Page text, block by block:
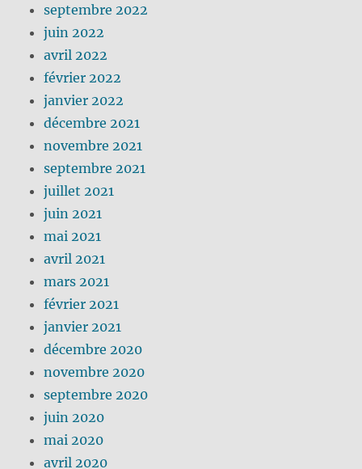
septembre 2022
juin 2022
avril 2022
février 2022
janvier 2022
décembre 2021
novembre 2021
septembre 2021
juillet 2021
juin 2021
mai 2021
avril 2021
mars 2021
février 2021
janvier 2021
décembre 2020
novembre 2020
septembre 2020
juin 2020
mai 2020
avril 2020